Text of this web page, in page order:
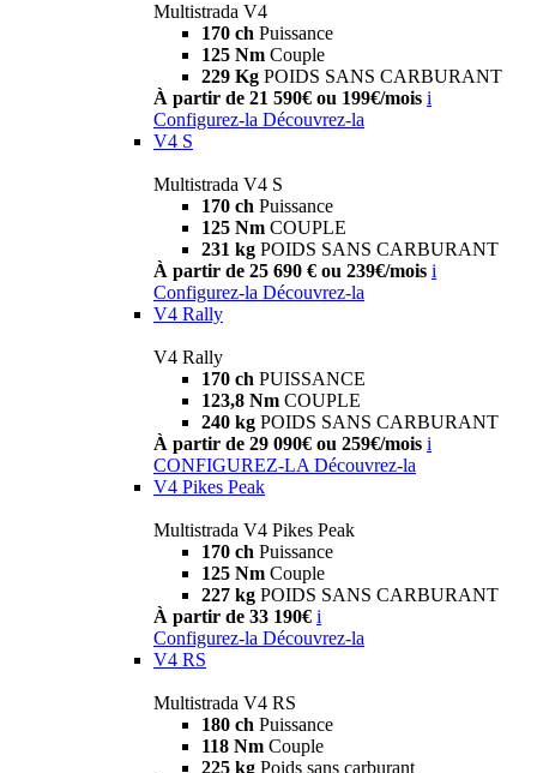
Multistrada V4
170 ch Puissance
125 Nm Couple
229 Kg POIDS SANS CARBURANT
À partir de 21 590€ ou 199€/mois i
Configurez-la Découvrez-la
V4 S
Multistrada V4 S
170 ch Puissance
125 Nm COUPLE
231 kg POIDS SANS CARBURANT
À partir de 25 690 € ou 239€/mois i
Configurez-la Découvrez-la
V4 Rally
V4 Rally
170 ch PUISSANCE
123,8 Nm COUPLE
240 kg POIDS SANS CARBURANT
À partir de 29 090€ ou 259€/mois i
CONFIGUREZ-LA Découvrez-la
V4 Pikes Peak
Multistrada V4 Pikes Peak
170 ch Puissance
125 Nm Couple
227 kg POIDS SANS CARBURANT
À partir de 33 190€ i
Configurez-la Découvrez-la
V4 RS
Multistrada V4 RS
180 ch Puissance
118 Nm Couple
225 kg Poids sans carburant